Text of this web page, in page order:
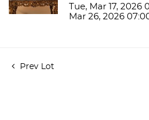
Tue, Mar 17,
Mar 26, 2026
Prev Lot